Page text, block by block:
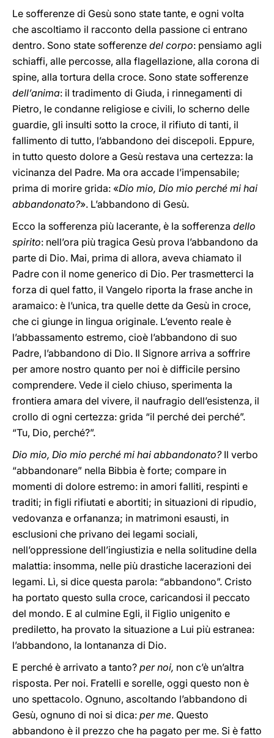
Le sofferenze di Gesù sono state tante, e ogni volta
che ascoltiamo il racconto della passione ci entrano
dentro. Sono state sofferenze del corpo: pensiamo agli
schiaffi, alle percosse, alla flagellazione, alla corona di
spine, alla tortura della croce. Sono state sofferenze
dell’anima: il tradimento di Giuda, i rinnegamenti di
Pietro, le condanne religiose e civili, lo scherno delle
guardie, gli insulti sotto la croce, il rifiuto di tanti, il
fallimento di tutto, l’abbandono dei discepoli. Eppure,
in tutto questo dolore a Gesù restava una certezza: la
vicinanza del Padre. Ma ora accade l’impensabile;
prima di morire grida: «Dio mio, Dio mio perché mi hai
abbandonato?». L’abbandono di Gesù.
Ecco la sofferenza più lacerante, è la sofferenza dello
spirito: nell’ora più tragica Gesù prova l’abbandono da
parte di Dio. Mai, prima di allora, aveva chiamato il
Padre con il nome generico di Dio. Per trasmetterci la
forza di quel fatto, il Vangelo riporta la frase anche in
aramaico: è l’unica, tra quelle dette da Gesù in croce,
che ci giunge in lingua originale. L’evento reale è
l’abbassamento estremo, cioè l’abbandono di suo
Padre, l’abbandono di Dio. Il Signore arriva a soffrire
per amore nostro quanto per noi è difficile persino
comprendere. Vede il cielo chiuso, sperimenta la
frontiera amara del vivere, il naufragio dell’esistenza, il
crollo di ogni certezza: grida “il perché dei perché”.
“Tu, Dio, perché?”.
Dio mio, Dio mio perché mi hai abbandonato?Il verbo
“abbandonare” nella Bibbia è forte; compare in
momenti di dolore estremo: in amori falliti, respinti e
traditi; in figli rifiutati e abortiti; in situazioni di ripudio,
vedovanza e orfananza; in matrimoni esausti, in
esclusioni che privano dei legami sociali,
nell’oppressione dell’ingiustizia e nella solitudine della
malattia: insomma, nelle più drastiche lacerazioni dei
legami. Lì, si dice questa parola: “abbandono”. Cristo
ha portato questo sulla croce, caricandosi il peccato
del mondo. E al culmine Egli, il Figlio unigenito e
prediletto, ha provato la situazione a Lui più estranea:
l’abbandono, la lontananza di Dio.
E perché è arrivato a tanto? per noi, non c’è un’altra
risposta. Per noi. Fratelli e sorelle, oggi questo non è
uno spettacolo. Ognuno, ascoltando l’abbandono di
Gesù, ognuno di noi si dica: per me. Questo
abbandono è il prezzo che ha pagato per me. Si è fatto